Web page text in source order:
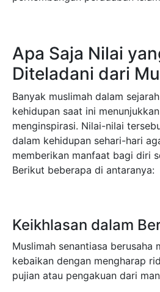
Apa Saja Nilai
Diteladani dari
Banyak muslimah dalam
kehidupan saat ini
menginspirasi. Nilai-nilai
dalam kehidupan sehari-hari
memberikan manfaat bagi diri
Berikut beberapa di antaranya:
Keikhlasan dalam
Muslimah senantiasa berusaha
kebaikan dengan mengharap
pujian atau pengakuan dari